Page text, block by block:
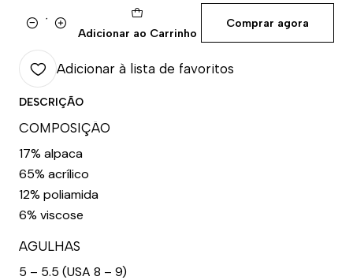
QuantidadeAdicionar ao Carrinho
Comprar agora
Adicionar à lista de favoritos
DESCRIÇÃO
COMPOSIÇÃO
17% alpaca
65% acrílico
12% poliamida
6% viscose
AGULHAS
5 – 5.5 (USA 8 – 9)